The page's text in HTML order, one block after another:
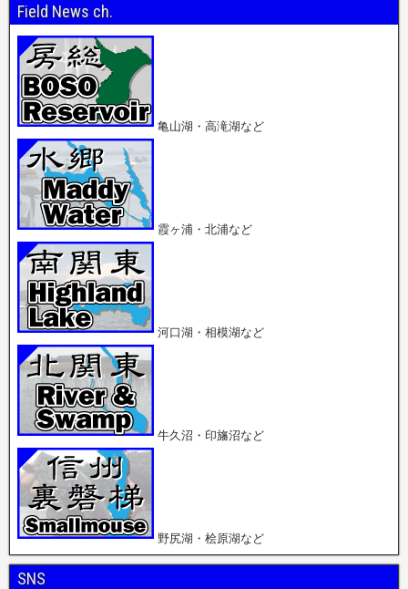
Field News ch.
亀山湖・高滝湖など
霞ヶ浦・北浦など
河口湖・相模湖など
牛久沼・印旛沼など
野尻湖・桧原湖など
SNS